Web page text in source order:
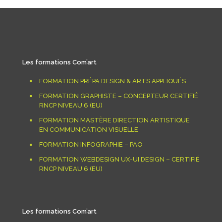
Les formations Com’art
FORMATION PRÉPA DESIGN & ARTS APPLIQUÉS
FORMATION GRAPHISTE – CONCEPTEUR CERTIFIÉ
RNCP NIVEAU 6 (EU)
FORMATION MASTÈRE DIRECTION ARTISTIQUE
EN COMMUNICATION VISUELLE
FORMATION INFOGRAPHIE – PAO
FORMATION WEBDESIGN UX-UI DESIGN – CERTIFIÉ
RNCP NIVEAU 6 (EU)
Les formations Com’art